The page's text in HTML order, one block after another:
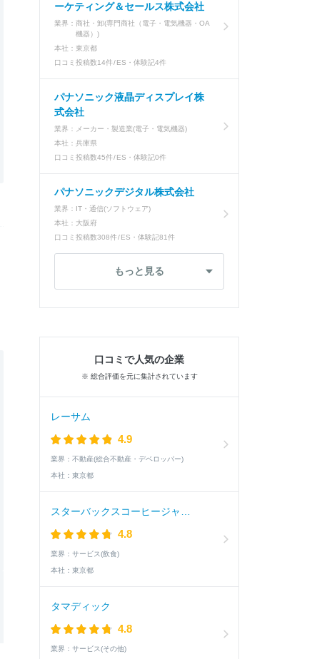
ーケティング＆セールス株式会社
業界： 商社・卸(専門商社（電子・電気機器・OA
機器）)
本社： 東京都
口コミ投稿数14件 ES・体験記4件
パナソニック液晶ディスプレイ株
式会社
業界：
メーカー・製造業(電子・電気機器)
本社： 兵庫県
口コミ投稿数45件 ES・体験記0件
パナソニックデジタル株式会社
業界： IT・通信(ソフトウェア)
本社： 大阪府
口コミ投稿数308件 ES・体験記81件
もっと見る
口コミで人気の企業
※ 総合評価を元に集計されています
レーサム
4.9
業界： 不動産(総合不動産・デベロッパー)
本社： 東京都
4.8
業界： サービス(飲食)
本社： 東京都
タマディック
4.8
業界： サービス(その他)